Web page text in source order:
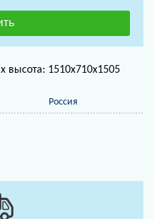
1510х710х1505
Россия